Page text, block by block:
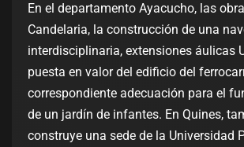
En el departamento Ayacucho, las
Candelaria, la construcción de una
interdisciplinaria, extensiones áulicas
puesta en valor del edificio del
correspondiente adecuación para el
de un jardín de infantes. En Quines,
construye una sede de la Universidad